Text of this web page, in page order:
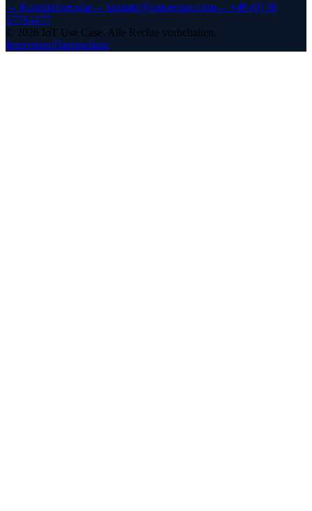
→ Kontaktformular→ kontakt@iotusecase.com→ +49 (0) 30
57714477
© 2026 IoT Use Case. Alle Rechte vorbehalten.
ImpressumDatenschutz